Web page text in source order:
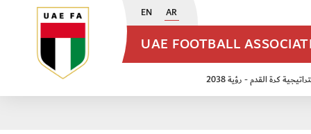
EN AR
UAE FOOTBALL
كرة القدم - رؤية 2038